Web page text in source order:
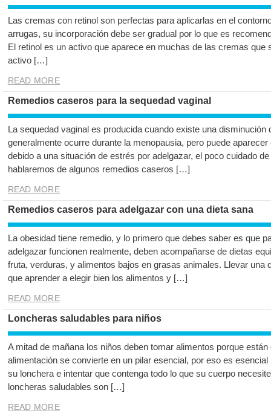
Las cremas con retinol son perfectas para aplicarlas en el
arrugas, su incorporación debe ser gradual por lo que es
El retinol es un activo que aparece en muchas de las cremas que
activo […]
READ MORE
Remedios caseros para la sequedad vaginal
La sequedad vaginal es producida cuando existe una
generalmente ocurre durante la menopausia, pero puede
debido a una situación de estrés por adelgazar, el poco cuidado
hablaremos de algunos remedios caseros […]
READ MORE
Remedios caseros para adelgazar con una dieta sana
La obesidad tiene remedio, y lo primero que debes saber es que
adelgazar funcionen realmente, deben acompañarse de dietas
fruta, verduras, y alimentos bajos en grasas animales. Llevar una
que aprender a elegir bien los alimentos y […]
READ MORE
Loncheras saludables para niños
A mitad de mañana los niños deben tomar alimentos porque
alimentación se convierte en un pilar esencial, por eso es
su lonchera e intentar que contenga todo lo que su cuerpo
loncheras saludables son […]
READ MORE